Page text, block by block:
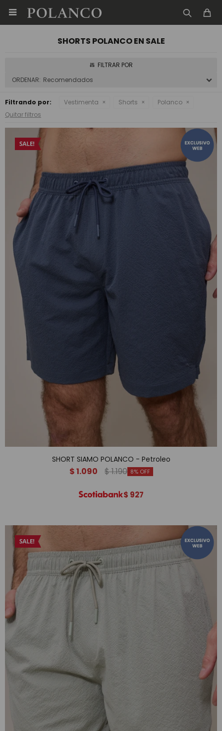

SHORTS POLANCO EN SALE
Recomendados
Filtrando por: Vestimenta Shorts
Polanco
Quitar filtros
SHORT SIAMO POLANCO - Petroleo
$1.090 $1.190 8
$ 927